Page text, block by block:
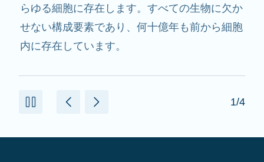
役割を果たします。細胞内で他の成分と相互作
用し、必要なたんぱく質を作るのを助けます。